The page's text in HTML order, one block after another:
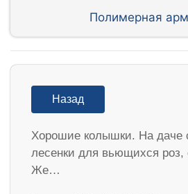
Полимерная
Назад
Хорошие колышки. На даче
лесенки для вьющихся роз,
Же…